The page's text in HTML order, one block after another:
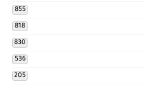
855
818
830
536
205